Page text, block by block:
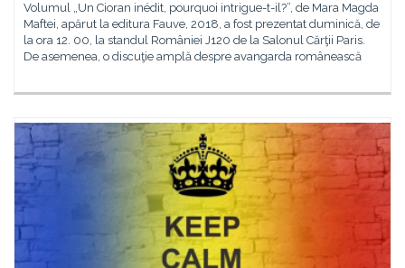
Volumul „Un Cioran inédit, pourquoi intrigue-t-il?”, de Mara Magda
Maftei, apărut la editura Fauve, 2018, a fost prezentat duminică, de
la ora 12. 00, la standul României J120 de la Salonul Cărţii Paris.
De asemenea, o discuţie amplă despre avangarda românească